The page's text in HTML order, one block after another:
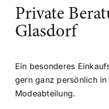
Private
Glasdorf
Ein besonderes
gern ganz persönlich
Modeabteilung.